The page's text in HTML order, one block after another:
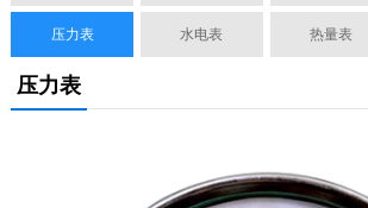
压力表 水电表 热量表
压力表